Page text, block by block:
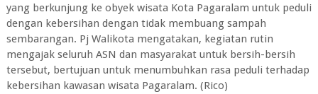
yang berkunjung ke obyek wisata Kota Pagaralam untuk peduli
dengan kebersihan dengan tidak membuang sampah
sembarangan. Pj Walikota mengatakan, kegiatan rutin
mengajak seluruh ASN dan masyarakat untuk bersih-bersih
tersebut, bertujuan untuk menumbuhkan rasa peduli terhadap
kebersihan kawasan wisata Pagaralam. (Rico)